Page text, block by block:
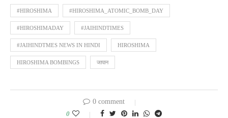
#HIROSHIMA #HIROSHIMA_ATOMIC_BOMB_DAY
#HIROSHIMADAY #JAIHINDTIMES
#JAIHINDTMES NEWS IN HINDI HIROSHIMA
HIROSHIMA BOMBINGS जापान
0 comment
0